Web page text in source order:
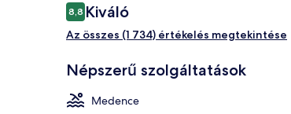
Értékelések
8,88,8 ennyiből: 10
Kiváló
Az összes (1 734) értékelés megtekintése
Népszerű szolgáltatások
Medence